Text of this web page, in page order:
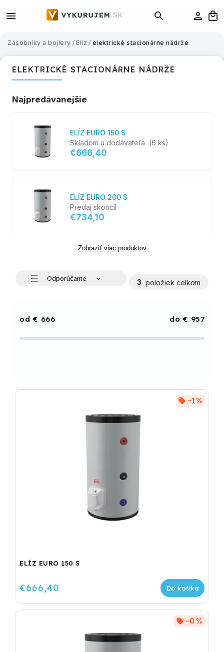
Zásobníky a bojlery / Eliz / elektrické stacionárne nádrže
ELEKTRICKÉ STACIONÁRNE NÁDRŽE
Najpredávanejšie
ELÍZ EURO 150 S
Skladom u dodávateľa (6 ks)
€666,40
ELÍZ EURO 200 S
Predaj skončil
€734,10
Zobraziť viac produktov
Odporúčame
Abecedne
3 položiek celkom
€ 666 € 957
ELÍZ EURO 150 S
–1 %
€666,40 Do košíka
–0 %